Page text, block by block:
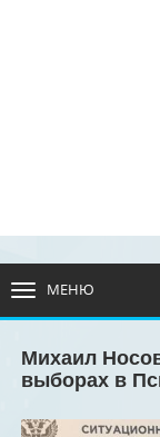
МЕНЮ
Михаил
выборах в